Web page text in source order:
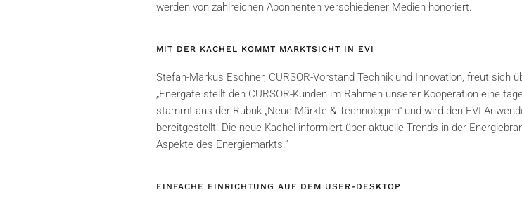
werden von zahlreichen Abonnenten verschiedener Medien honoriert.
MIT DER KACHEL KOMMT MARKTSICHT IN EVI
Stefan-Markus Eschner, CURSOR-Vorstand Technik und Innovation, freut sich
„Energate stellt den CURSOR-Kunden im Rahmen unserer Kooperation eine
stammt aus der Rubrik „Neue Märkte & Technologien“ und wird den EVI-
bereitgestellt. Die neue Kachel informiert über aktuelle Trends in der
Aspekte des Energiemarkts.“
EINFACHE EINRICHTUNG AUF DEM USER-DESKTOP